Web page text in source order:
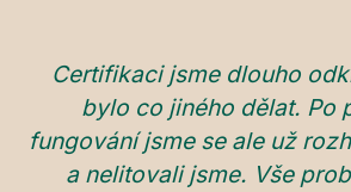
Certifikaci jsme dlouho
bylo co jiného dělat. Po
fungování jsme se ale už
a nelitovali jsme. Vše